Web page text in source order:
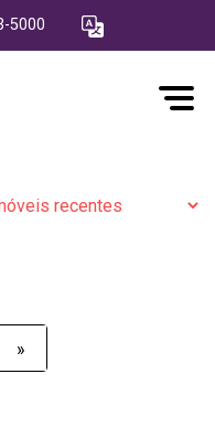
5000
»